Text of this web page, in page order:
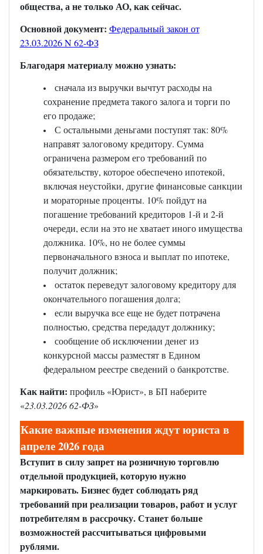
общества, а не только АО, как сейчас.
Основной документ: Федеральный закон от
23.03.2026 N 62-ФЗ
Благодаря материалу можно узнать:
сначала из выручки вычтут расходы на
сохранение предмета такого залога и торги по
его продаже;
С остальными деньгами поступят так: 80%
направят залоговому кредитору. Сумма
ограничена размером его требований по
обязательству, которое обеспечено ипотекой,
включая неустойки, другие финансовые санкции
и мораторные проценты. 10% пойдут на
погашение требований кредиторов 1-й и 2-й
очереди, если на это не хватает иного имущества
должника. 10%, но не более суммы
первоначального взноса и выплат по ипотеке,
получит должник;
остаток переведут залоговому кредитору для
окончательного погашения долга;
если выручка все еще не будет потрачена
полностью, средства передадут должнику;
сообщение об исключении денег из
конкурсной массы разместят в Едином
федеральном реестре сведений о банкротстве.
Как найти: профиль «Юрист», в БП наберите
«23.03.2026 62-ФЗ»
Какие важные изменения ждут юриста в
апреле 2026 года
Вступит в силу запрет на розничную торговлю
отдельной продукцией, которую нужно
маркировать. Бизнес будет соблюдать ряд
требований при реализации товаров, работ и услуг
потребителям в рассрочку. Станет больше
возможностей рассчитываться цифровыми
рублями.